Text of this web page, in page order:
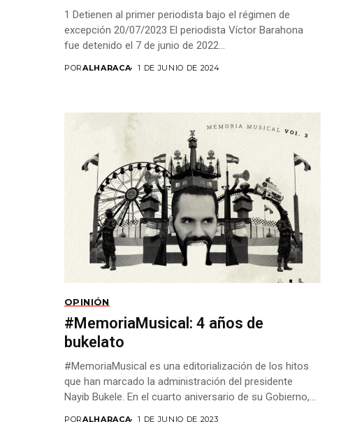
1 Detienen al primer periodista bajo el régimen de
excepción 20/07/2023 El periodista Víctor Barahona
fue detenido el 7 de junio de 2022...
PORALHARACA 1 DE JUNIO DE 2024
OPINIÓN
#MemoriaMusical: 4 años de
bukelato
#MemoriaMusical es una editorialización de los hitos
que han marcado la administración del presidente
Nayib Bukele. En el cuarto aniversario de su Gobierno,...
PORALHARACA 1 DE JUNIO DE 2023